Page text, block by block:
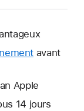
avant
Apple
14 jours